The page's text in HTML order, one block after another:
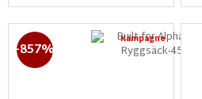
-857% Kampagne